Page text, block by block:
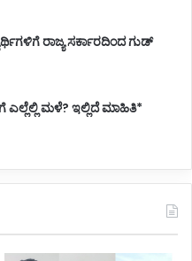
ರಾಜ್ಯ ಸರ್ಕಾರದಿಂದ ಗುಡ್
ಎಲ್ಲೆಲ್ಲಿ ಮಳೆ? ಇಲ್ಲಿದೆ ಮಾಹಿತಿ*